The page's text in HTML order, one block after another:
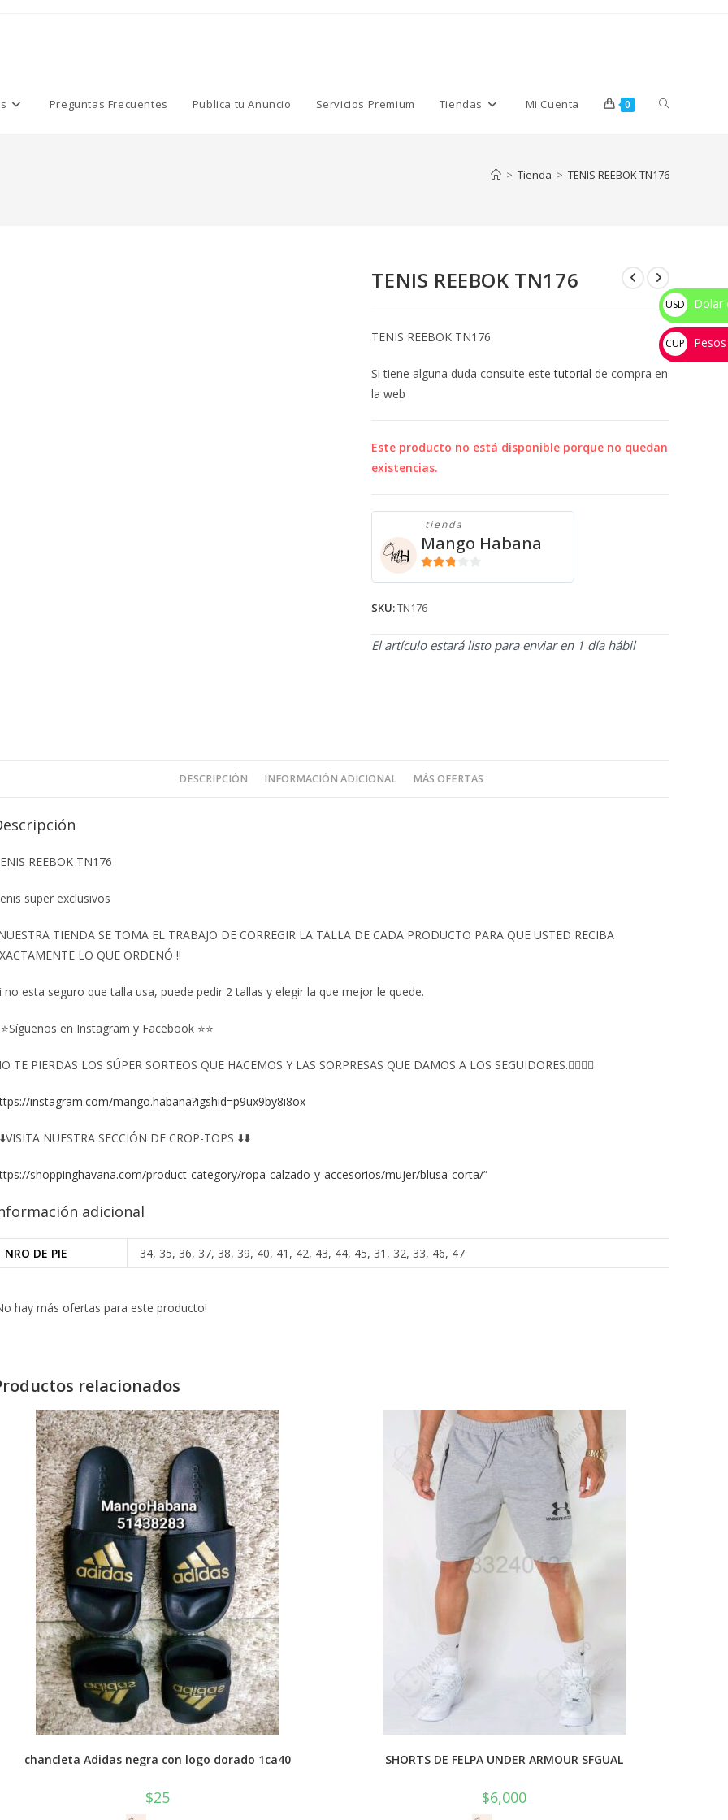
Preguntas Frecuentes Publica tu Anuncio Servicios Premium Tiendas Mi Cuenta 0 Alternar
la
web
> Tienda > TENIS REEBOK TN176
TENIS REEBOK TN176
TENIS REEBOK TN176
Si tiene alguna duda consulte estetutorial de compra en
la web
Este producto no está disponible porque no quedan
existencias.
tienda
Mango Habana
SKU:TN176
El artículo estará listo para enviar en 1 día hábil
DESCRIPCIÓN INFORMACIÓN ADICIONAL MÁS OFERTAS
REEBOK TN176
super exclusivos
TIENDA SE TOMA EL TRABAJO DE CORREGIR LA TALLA DE CADA PRODUCTO PARA QUE USTED RECIBA
LO QUE ORDENÓ ‼️
no esta seguro que talla usa, puede pedir 2 tallas y elegir la que mejor le quede.
en Instagram y Facebook ⭐⭐
TE PIERDAS LOS SÚPER SORTEOS QUE HACEMOS Y LAS SORPRESAS QUE DAMOS A LOS SEGUIDORES.👇🏻👇🏻
instagram.com/mango.habana?igshid=p9ux9by8i8ox
NUESTRA SECCIÓN DE CROP-TOPS ⬇️⬇️
shoppinghavana.com/product-category/ropa-calzado-y-accesorios/mujer/blusa-corta/”
adicional
NRO DE PIE 34, 35, 36, 37, 38, 39, 40, 41, 42, 43, 44, 45, 31, 32, 33, 46, 47
hay más ofertas para este producto!
relacionados
chancleta Adidas negra con logo dorado 1ca40
$25
SHORTS DE FELPA UNDER ARMOUR SFGUAL
$6,000
USD
$
Dolar
CUP
💰
Pesos